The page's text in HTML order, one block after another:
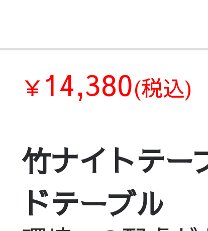
￥ 14,380(税込)
竹ナイトテー
ドテーブル